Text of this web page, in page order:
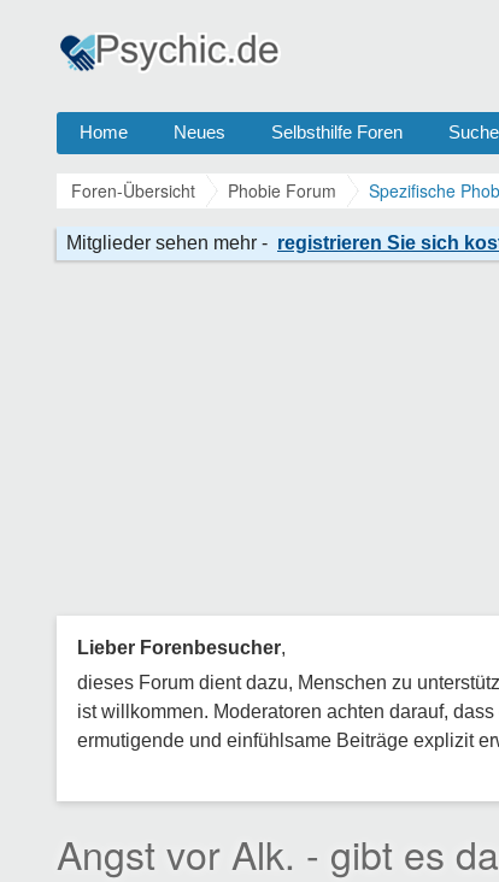
Home Neues Selbsthilfe Foren Suche
Foren-Übersicht Phobie Forum Spezifische
Lieber Forenbesucher,
dieses Forum dient dazu, Menschen zu
ist willkommen. Moderatoren achten darauf,
ermutigende und einfühlsame Beiträge explizit
Angst vor Alk. - gibt es